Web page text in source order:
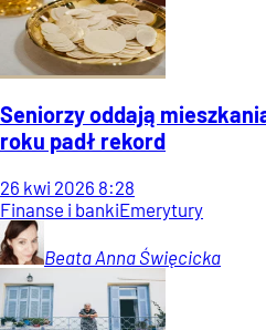
Seniorzy oddają
roku padł rekord
26 kwi 2026 8:28
Finanse i bankiEmerytury
Beata Anna Święcicka